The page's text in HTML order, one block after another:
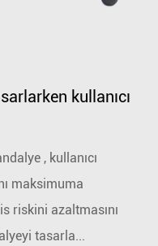
kullanıcı
, kullanıcı
maksimuma
riskini azaltmasını
tasarla...